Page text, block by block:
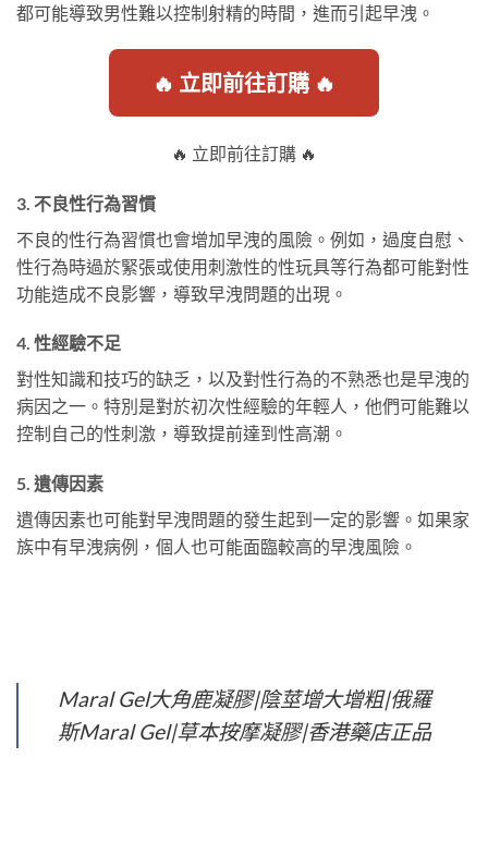
都可能導致男性難以控制射精的時間，進而引起早洩。
🔥 立即前往訂購 🔥
🔥 立即前往訂購 🔥
3. 不良性行為習慣
不良的性行為習慣也會增加早洩的風險。例如，過度自慰、
性行為時過於緊張或使用刺激性的性玩具等行為都可能對性
功能造成不良影響，導致早洩問題的出現。
4. 性經驗不足
對性知識和技巧的缺乏，以及對性行為的不熟悉也是早洩的
病因之一。特別是對於初次性經驗的年輕人，他們可能難以
控制自己的性刺激，導致提前達到性高潮。
5. 遺傳因素
遺傳因素也可能對早洩問題的發生起到一定的影響。如果家
族中有早洩病例，個人也可能面臨較高的早洩風險。
Maral Gel大角鹿凝膠|陰莖增大增粗|俄羅
斯Maral Gel|草本按摩凝膠|香港藥店正品